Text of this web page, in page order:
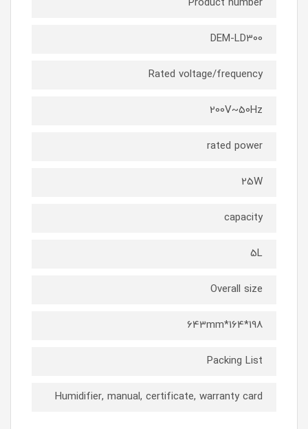
Product number
DEM-LD300
Rated voltage/frequency
200V~50Hz
rated power
25W
capacity
5L
Overall size
198*164*643mm
Packing List
Humidifier, manual, certificate, warranty card